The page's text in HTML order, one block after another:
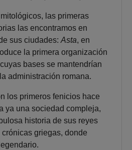
las primeras
las encontramos en
sus ciudades: Asta, en
la primera organización
bases se mantendrían
administración romana.
los primeros fenicios hace
ya una sociedad compleja,
historia de sus reyes
griegas, donde